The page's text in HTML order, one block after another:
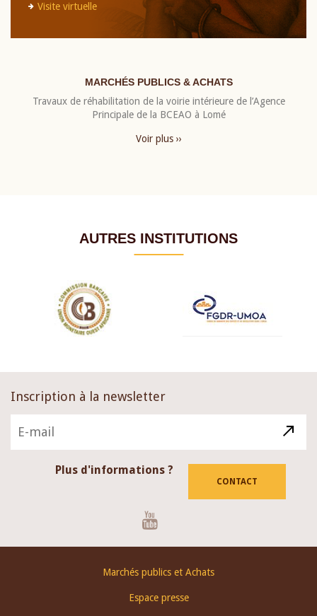
Visite virtuelle
MARCHÉS PUBLICS & ACHATS
Travaux de réhabilitation de la voirie intérieure de l’Agence
Principale de la BCEAO à Lomé
Voir plus ››
AUTRES INSTITUTIONS
Inscription à la newsletter
Plus d'informations ?
CONTACT
Marchés publics et Achats
Espace presse